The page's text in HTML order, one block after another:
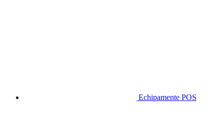
Echipamente POS